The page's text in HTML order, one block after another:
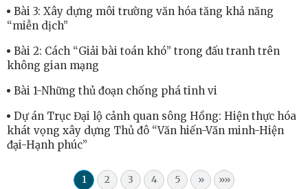
Bài 3: Xây dựng môi trường văn hóa tăng khả năng
“miễn dịch”
Bài 2: Cách “Giải bài toán khó” trong đấu tranh trên
không gian mạng
Bài 1-Những thủ đoạn chống phá tinh vi
Dự án Trục Đại lộ cảnh quan sông Hồng: Hiện thực hóa
khát vọng xây dựng Thủ đô “Văn hiến-Văn minh-Hiện
đại-Hạnh phúc”
1 2 3 4 5 » »»